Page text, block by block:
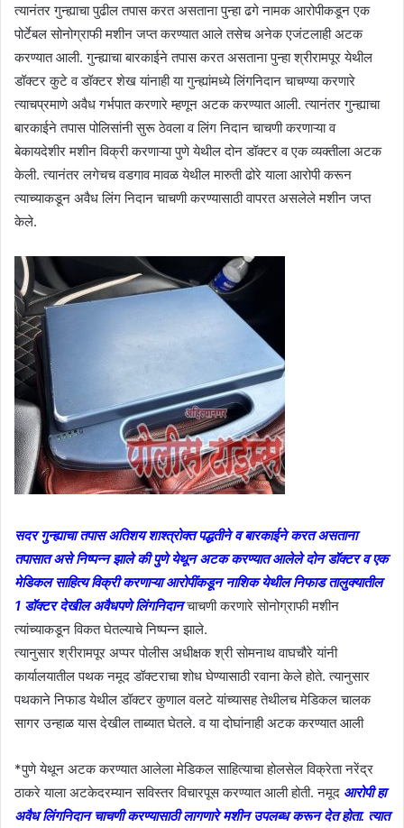
त्यानंतर गुन्ह्याचा पुढील तपास करत असताना पुन्हा ढगे नामक आरोपीकडून एक
पोर्टेबल सोनोग्राफी मशीन जप्त करण्यात आले तसेच अनेक एजंटलाही अटक
करण्यात आली. गुन्ह्याचा बारकाईने तपास करत असताना पुन्हा श्रीरामपूर येथील
डॉक्टर कुटे व डॉक्टर शेख यांनाही या गुन्ह्यांमध्ये लिंगनिदान चाचण्या करणारे
त्याचप्रमाणे अवैध गर्भपात करणारे म्हणून अटक करण्यात आली. त्यानंतर गुन्ह्याचा
बारकाईने तपास पोलिसांनी सुरू ठेवला व लिंग निदान चाचणी करणाऱ्या व
बेकायदेशीर मशीन विक्री करणाऱ्या पुणे येथील दोन डॉक्टर व एक व्यक्तीला अटक
केली. त्यानंतर लगेचच वडगाव मावळ येथील मारुती ढोरे याला आरोपी करून
त्याच्याकडून अवैध लिंग निदान चाचणी करण्यासाठी वापरत असलेले मशीन जप्त
केले.
सदर गुन्ह्याचा तपास अतिशय शाश्त्रोक्त पद्धतीने व बारकाईने करत असताना
तपासात असे निष्पन्न झाले की पुणे येथून अटक करण्यात आलेले दोन डॉक्टर व एक
मेडिकल साहित्य विक्री करणाऱ्या आरोपींकडून नाशिक येथील निफाड तालुक्यातील
1 डॉक्टर देखील अवैधपणे लिंगनिदान चाचणी करणारे सोनोग्राफी मशीन
त्यांच्याकडून विकत घेतल्याचे निष्पन्न झाले.
त्यानुसार श्रीरामपूर अप्पर पोलीस अधीक्षक श्री सोमनाथ वाघचौरे यांनी
कार्यालयातील पथक नमूद डॉक्टराचा शोध घेण्यासाठी रवाना केले होते. त्यानुसार
पथकाने निफाड येथील डॉक्टर कुणाल वलटे यांच्यासह तेथीलच मेडिकल चालक
सागर उन्हाळ यास देखील ताब्यात घेतले. व या दोघांनाही अटक करण्यात आली
*पुणे येथून अटक करण्यात आलेला मेडिकल साहित्याचा होलसेल विक्रेता नरेंद्र
ठाकरे याला अटकेदरम्यान सविस्तर विचारपूस करण्यात आली होती. नमूद आरोपी हा
अवैध लिंगनिदान चाचणी करण्यासाठी लागणारे मशीन उपलब्ध करून देत होता. त्यात